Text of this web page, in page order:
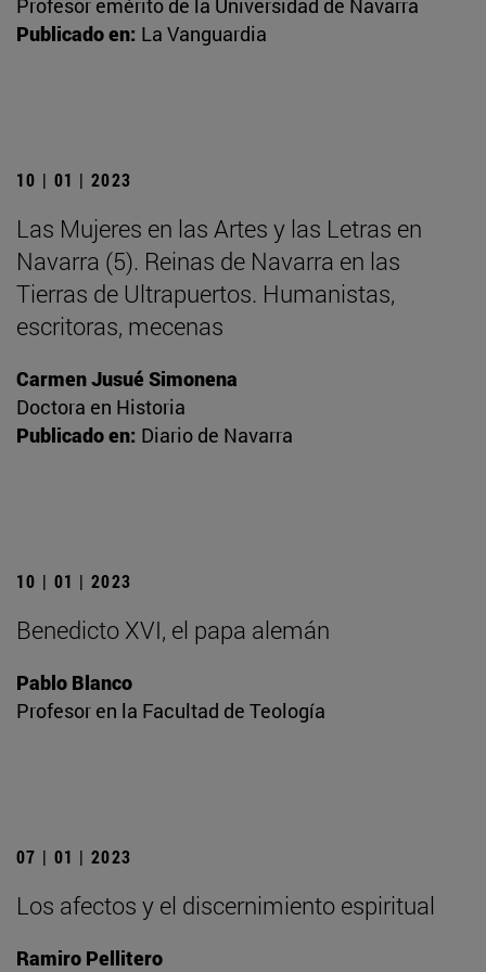
Profesor emérito de la Universidad de Navarra
Publicado en: La Vanguardia
10 | 01 | 2023
Las Mujeres en las Artes y las Letras en
Navarra (5). Reinas de Navarra en las
Tierras de Ultrapuertos. Humanistas,
escritoras, mecenas
Carmen Jusué Simonena
Doctora en Historia
Publicado en: Diario de Navarra
10 | 01 | 2023
Benedicto XVI, el papa alemán
Pablo Blanco
Profesor en la Facultad de Teología
07 | 01 | 2023
Los afectos y el discernimiento espiritual
Ramiro Pellitero